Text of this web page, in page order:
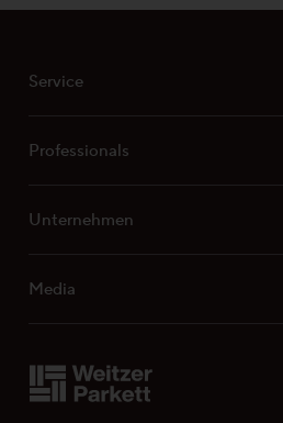
Service
Professionals
Unternehmen
Media